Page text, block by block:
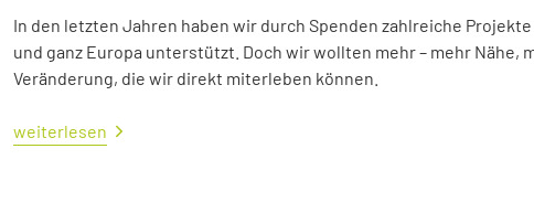
In den letzten Jahren haben wir durch Spenden zahlreiche
und ganz Europa unterstützt. Doch wir wollten mehr – mehr Nähe,
Veränderung, die wir direkt miterleben können.
weiterlesen